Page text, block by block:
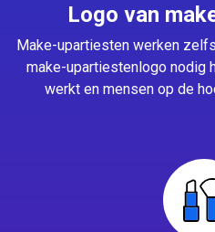
Logo van
Make-upartiesten werken
make-upartiestenlogo nodig
werkt en mensen op de